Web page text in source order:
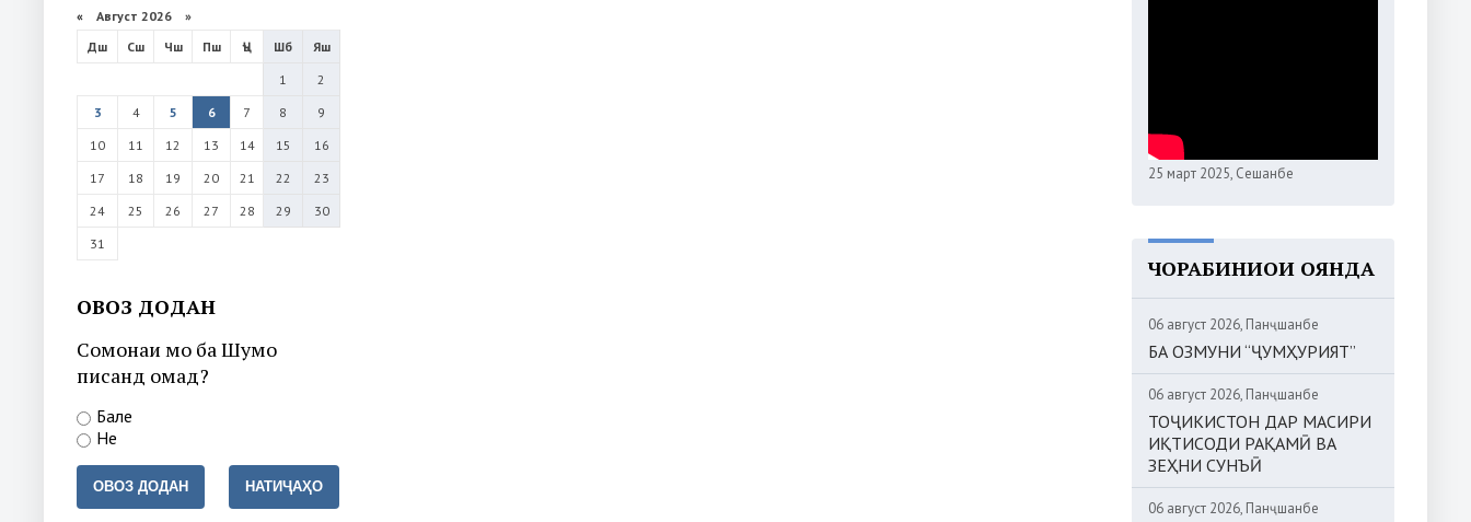
« Август 2026 »
Дш
Сш Чш Пш Ҷъ Шб
Яш
1
2
3
4 5 6 7 8
9
10
11 12 13 14 15
16
17
18 19 20 21 22
23
24
25 26 27 28 29
30
31
ОВОЗ ДОДАН
Сомонаи мо ба Шумо
писанд омад?
Бале
Не
ОВОЗ ДОДАН НАТИҶАҲО
25 март 2025, Сешанбе
ЧОРАБИНИҲОИ ОЯНДА
06 август 2026, Панҷшанбе
БА ОЗМУНИ “ҶУМҲУРИЯТ”
06 август 2026, Панҷшанбе
ТОҶИКИСТОН ДАР МАСИРИ
ИҚТИСОДИ РАҚАМӢ ВА
ЗЕҲНИ СУНЪӢ
06 август 2026, Панҷшанбе